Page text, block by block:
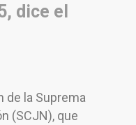
dice el
de la Suprema
(SCJN), que